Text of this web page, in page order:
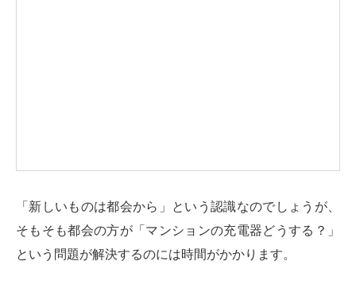
「新しいものは都会から」という認識なのでしょうが、
そもそも都会の方が「マンションの充電器どうする？」
という問題が解決するのには時間がかかります。